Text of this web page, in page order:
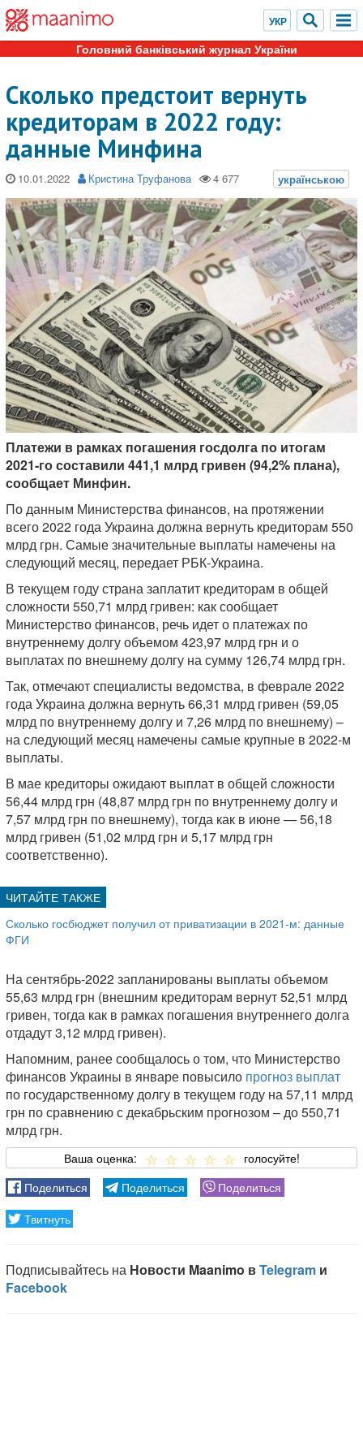
Головний банківський журнал України
Сколько предстоит вернуть
кредиторам в 2022 году:
данные Минфина
10.01.2022 Кристина Труфанова
Платежи в рамках погашения госдолга по итогам
2021-го составили 441,1 млрд гривен (94,2% плана),
сообщает Минфин.
По данным Министерства финансов, на протяжении
всего 2022 года Украина должна вернуть кредиторам 550
млрд грн. Самые значительные выплаты намечены на
следующий месяц, передает РБК-Украина.
В текущем году страна заплатит кредиторам в общей
сложности 550,71 млрд гривен: как сообщает
Министерство финансов, речь идет о платежах по
внутреннему долгу объемом 423,97 млрд грн и о
выплатах по внешнему долгу на сумму 126,74 млрд грн.
Так, отмечают специалисты ведомства, в феврале 2022
года Украина должна вернуть 66,31 млрд гривен (59,05
млрд по внутреннему долгу и 7,26 млрд по внешнему) –
на следующий месяц намечены самые крупные в 2022-м
выплаты.
В мае кредиторы ожидают выплат в общей сложности
56,44 млрд грн (48,87 млрд грн по внутреннему долгу и
7,57 млрд грн по внешнему), тогда как в июне — 56,18
млрд гривен (51,02 млрд грн и 5,17 млрд грн
соответственно).
Сколько госбюджет получил от приватизации в 2021-м: данные
ФГИ
На сентябрь-2022 запланированы выплаты объемом
55,63 млрд грн (внешним кредиторам вернут 52,51 млрд
гривен, тогда как в рамках погашения внутреннего долга
отдадут 3,12 млрд гривен).
Напомним, ранее сообщалось о том, что Министерство
финансов Украины в январе повысило прогноз выплат
по государственному долгу в текущем году на 57,11 млрд
грн по сравнению с декабрьским прогнозом – до 550,71
млрд грн.